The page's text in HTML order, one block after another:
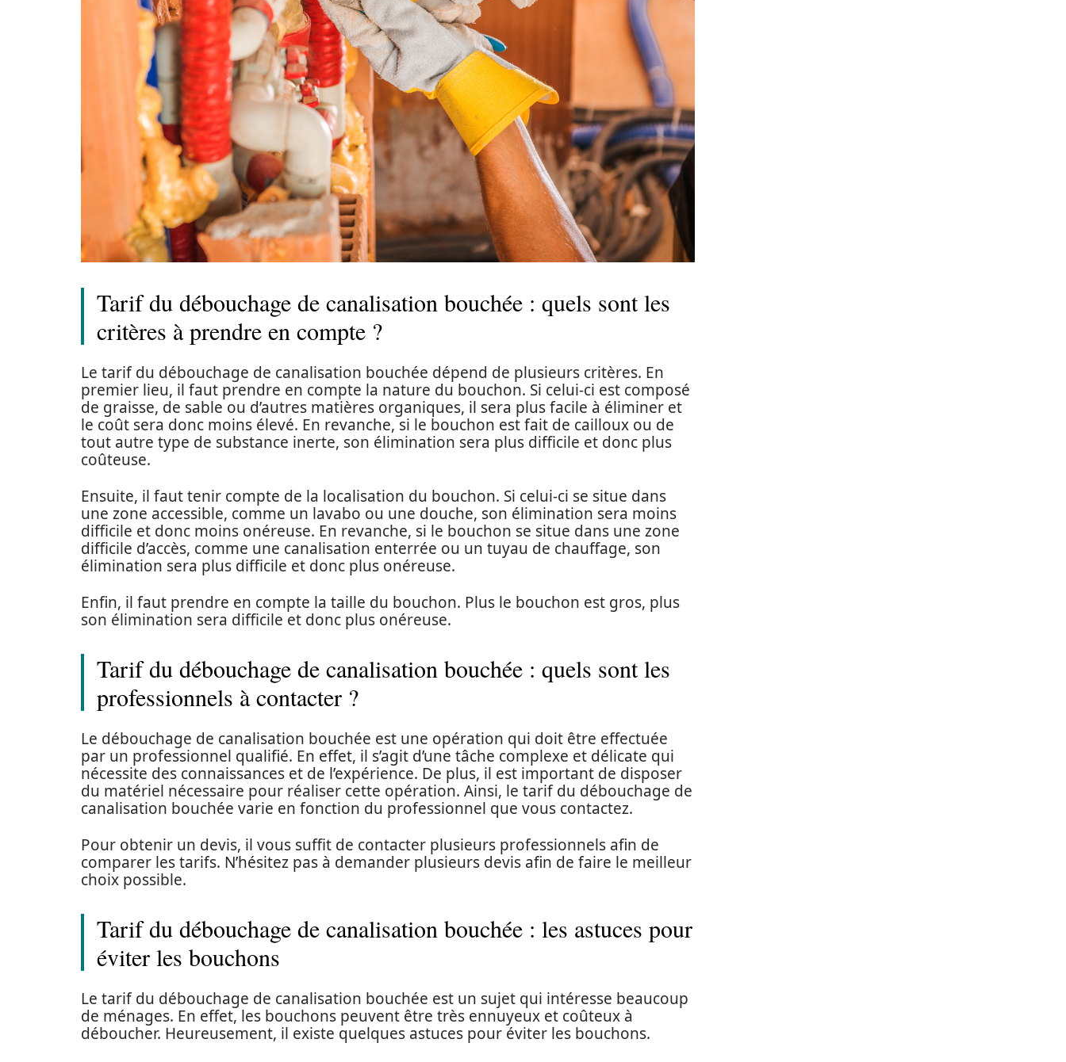
Tarif du débouchage de canalisation bouchée : quels sont les
critères à prendre en compte ?
Le tarif du débouchage de canalisation bouchée dépend de plusieurs critères. En
premier lieu, il faut prendre en compte la nature du bouchon. Si celui-ci est composé
de graisse, de sable ou d’autres matières organiques, il sera plus facile à éliminer et
le coût sera donc moins élevé. En revanche, si le bouchon est fait de cailloux ou de
tout autre type de substance inerte, son élimination sera plus difficile et donc plus
coûteuse.
Ensuite, il faut tenir compte de la localisation du bouchon. Si celui-ci se situe dans
une zone accessible, comme un lavabo ou une douche, son élimination sera moins
difficile et donc moins onéreuse. En revanche, si le bouchon se situe dans une zone
difficile d’accès, comme une canalisation enterrée ou un tuyau de chauffage, son
élimination sera plus difficile et donc plus onéreuse.
Enfin, il faut prendre en compte la taille du bouchon. Plus le bouchon est gros, plus
son élimination sera difficile et donc plus onéreuse.
Tarif du débouchage de canalisation bouchée : quels sont les
professionnels à contacter ?
Le débouchage de canalisation bouchée est une opération qui doit être effectuée
par un professionnel qualifié. En effet, il s’agit d’une tâche complexe et délicate qui
nécessite des connaissances et de l’expérience. De plus, il est important de disposer
du matériel nécessaire pour réaliser cette opération. Ainsi, le tarif du débouchage de
canalisation bouchée varie en fonction du professionnel que vous contactez.
Pour obtenir un devis, il vous suffit de contacter plusieurs professionnels afin de
comparer les tarifs. N’hésitez pas à demander plusieurs devis afin de faire le meilleur
choix possible.
Tarif du débouchage de canalisation bouchée : les astuces pour
éviter les bouchons
Le tarif du débouchage de canalisation bouchée est un sujet qui intéresse beaucoup
de ménages. En effet, les bouchons peuvent être très ennuyeux et coûteux à
déboucher. Heureusement, il existe quelques astuces pour éviter les bouchons.